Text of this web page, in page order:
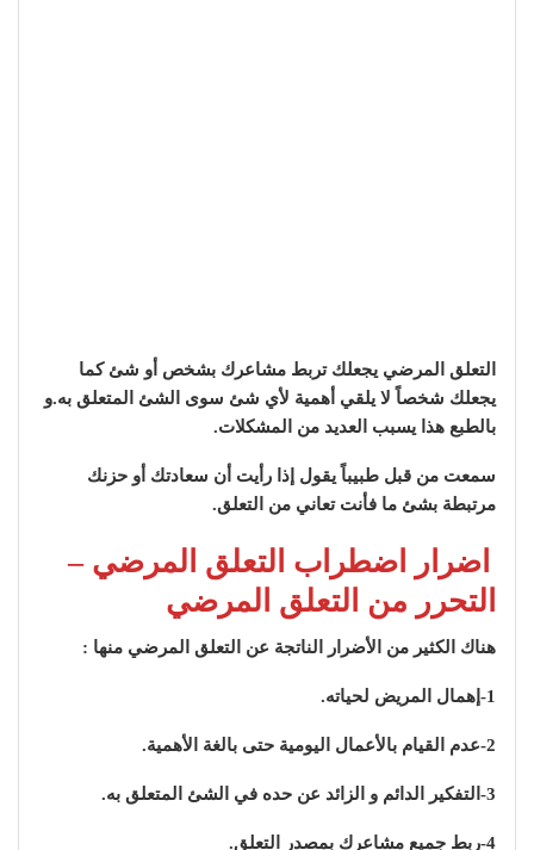
التعلق المرضي يجعلك تربط مشاعرك بشخص أو شئ كما
يجعلك شخصاً لا يلقي أهمية لأي شئ سوى الشئ المتعلق به.و
بالطبع هذا يسبب العديد من المشكلات.
سمعت من قبل طبيباً يقول إذا رأيت أن سعادتك أو حزنك
مرتبطة بشئ ما فأنت تعاني من التعلق.
اضرار اضطراب التعلق المرضي –
التحرر من التعلق المرضي
هناك الكثير من الأضرار الناتجة عن التعلق المرضي منها :
1-إهمال المريض لحياته.
2-عدم القيام بالأعمال اليومية حتى بالغة الأهمية.
3-التفكير الدائم و الزائد عن حده في الشئ المتعلق به.
4-ربط جميع مشاعرك بمصدر التعلق.